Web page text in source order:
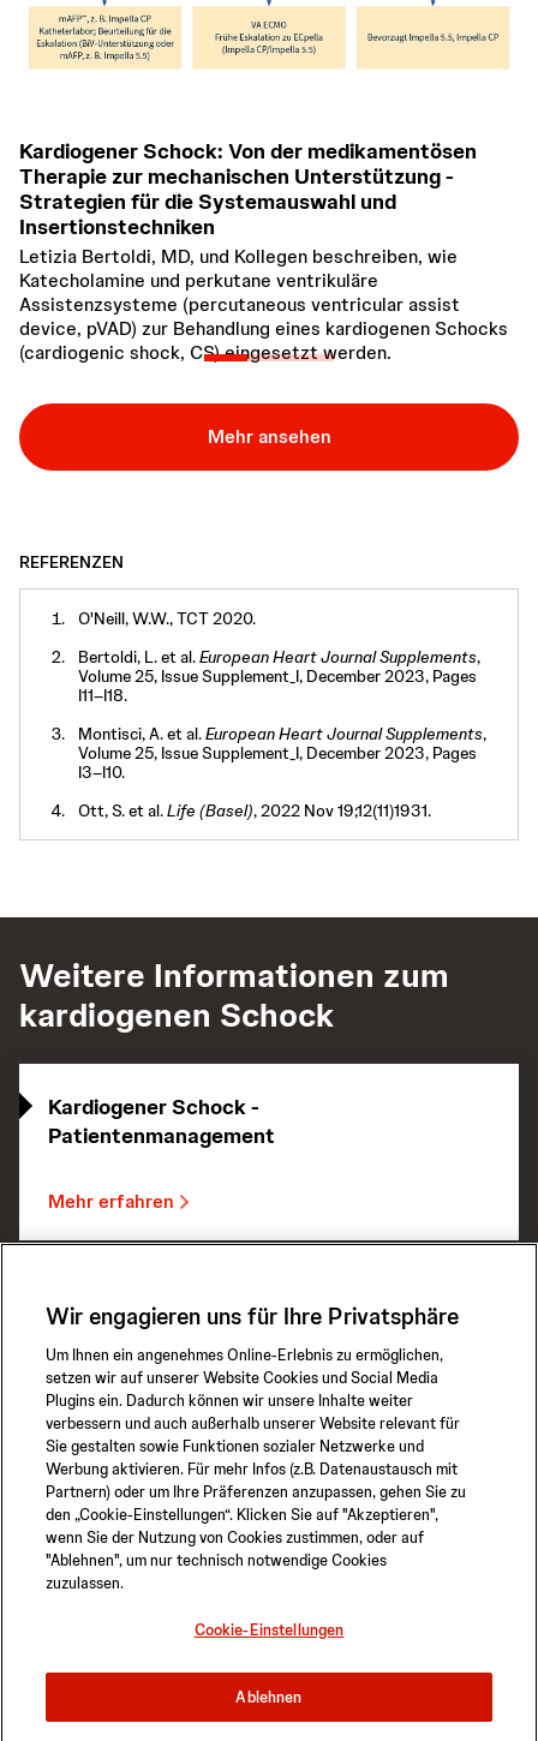
Kardiogener Schock: Von der medikamentösen
Therapie zur mechanischen Unterstützung -
Strategien für die Systemauswahl und
Insertionstechniken
Letizia Bertoldi, MD, und Kollegen beschreiben, wie
Katecholamine und perkutane ventrikuläre
Assistenzsysteme (percutaneous ventricular assist
device, pVAD) zur Behandlung eines kardiogenen Schocks
(cardiogenic shock, CS) eingesetzt werden.
Mehr ansehen
REFERENZEN
O'Neill, W.W., TCT 2020.
Bertoldi, L. et al.European Heart Journal Supplements,
Volume 25, Issue Supplement_I, December 2023, Pages
I11–I18.
Montisci, A. et al.European Heart Journal Supplements,
Volume 25, Issue Supplement_I, December 2023, Pages
I3–I10.
Ott, S. et al.Life (Basel), 2022 Nov 19;12(11)1931.
Weitere Informationen zum
kardiogenen Schock
Kardiogener Schock -
Patientenmanagement
Mehr erfahren
NPS-4871
Wir engagieren uns für Ihre Privatsphäre
Um Ihnen ein angenehmes Online-Erlebnis zu ermöglichen,
setzen wir auf unserer Website Cookies und Social Media
Plugins ein. Dadurch können wir unsere Inhalte weiter
verbessern und auch außerhalb unserer Website relevant für
Sie gestalten sowie Funktionen sozialer Netzwerke und
Werbung aktivieren. Für mehr Infos (z.B. Datenaustausch mit
Partnern) oder um Ihre Präferenzen anzupassen, gehen Sie zu
den „Cookie-Einstellungen“. Klicken Sie auf "Akzeptieren",
wenn Sie der Nutzung von Cookies zustimmen, oder auf
"Ablehnen", um nur technisch notwendige Cookies
zuzulassen.
Cookie-Einstellungen
Ablehnen